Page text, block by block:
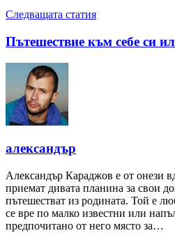
Следващата статия
Пътешествие към себе си
александър
Александър Караджов е от онези
приемат дивата планина за свои
пътешестват из родината. Той е
се вре по малко известни или
предпочитано от него място за…